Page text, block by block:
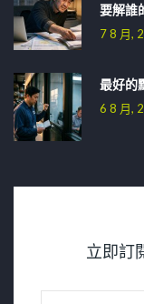
要解誰
7 8 月,
最好的
6 8 月,
立即訂